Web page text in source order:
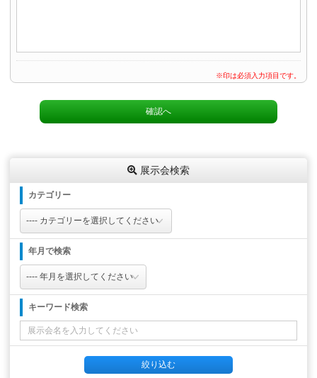
※印は必須入力項目です。
展示会検索
カテゴリー
年月で検索
キーワード検索